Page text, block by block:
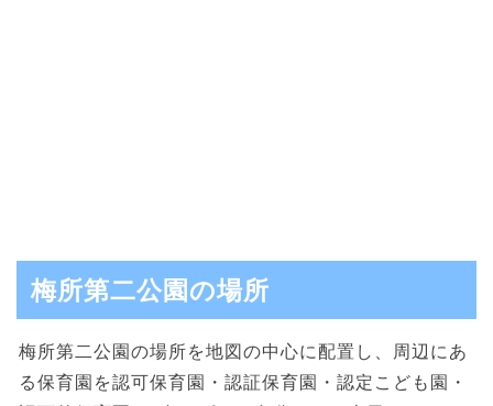
梅所第二公園の場所
梅所第二公園の場所を地図の中心に配置し、周辺にあ
る保育園を認可保育園・認証保育園・認定こども園・